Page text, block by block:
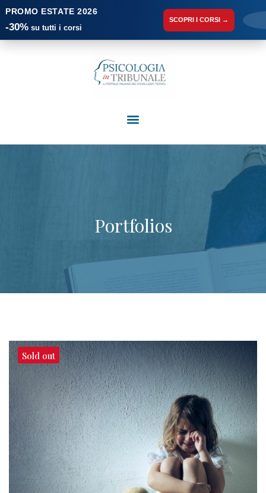
PROMO ESTATE 2026
-30% su tutti i corsi
SCOPRI I CORSI →
Portfolios
Sold out